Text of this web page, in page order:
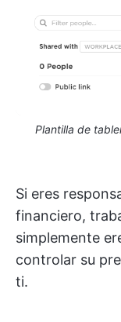
Plantilla de
Si eres
financiero,
simplemente
controlar su
ti.